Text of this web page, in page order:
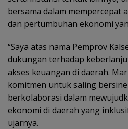
bersama dalam mempercepat
dan pertumbuhan ekonomi
“Saya atas nama Pemprov
dukungan terhadap
akses keuangan di daerah.
komitmen untuk saling
berkolaborasi dalam
ekonomi di daerah yang
ujarnya.